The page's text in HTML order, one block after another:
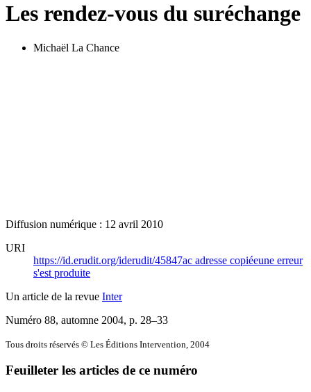
Les rendez-vous du suréchange
Michaël La Chance
Diffusion numérique : 12 avril 2010
URI
https://id.erudit.org/iderudit/45847ac adresse copiéeune erreur
s'est produite
Un article de la revue Inter
Numéro 88, automne 2004, p. 28–33
Tous droits réservés © Les Éditions Intervention, 2004
Feuilleter les articles de ce numéro